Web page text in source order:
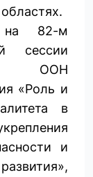
на 82-м
сессии
ООН
«Роль и
в
и